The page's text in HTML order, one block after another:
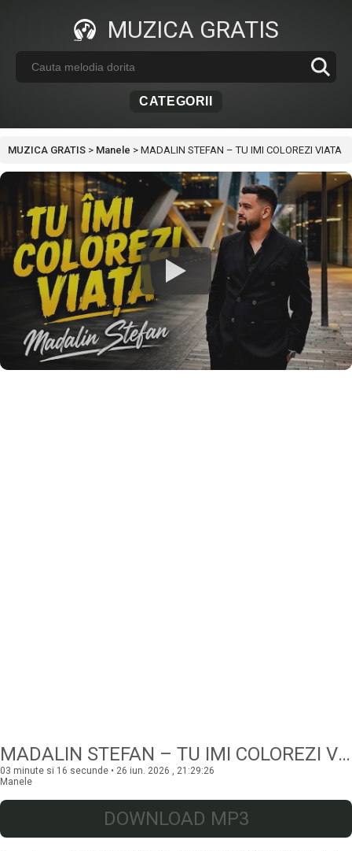
MUZICA GRATIS
CATEGORII
MUZICA GRATIS > Manele > MADALIN STEFAN – TU IMI COLOREZI VIATA
MADALIN STEFAN – TU IMI COLOREZI VIATA
03 minute si 16 secunde • 26 iun. 2026 , 21:29:26
Manele
DOWNLOAD MP3